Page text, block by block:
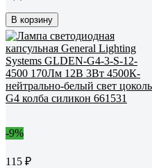
В корзину
-9%
115 ₽